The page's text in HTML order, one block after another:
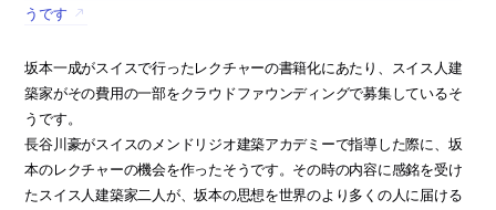
うです
坂本一成がスイスで行ったレクチャーの書籍化にあたり、スイス人建
築家がその費用の一部をクラウドファウンディングで募集しているそ
うです。
長谷川豪がスイスのメンドリジオ建築アカデミーで指導した際に、坂
本のレクチャーの機会を作ったそうです。その時の内容に感銘を受け
たスイス人建築家二人が、坂本の思想を世界のより多くの人に届ける